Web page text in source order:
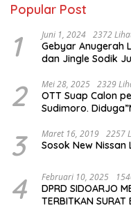
Popular Post
1 Juni 1, 2024 2372
Gebyar Anugerah
dan Jingle Sodik
2 Mei 28, 2025 2329
OTT Suap Calon perangkat Desa Medalem Dan
Sudimoro.
3 Maret 16, 2019 2257
Sosok New Nissan
4 Februari 10, 2025
DPRD SIDOARJO
TERBITKAN SURAT